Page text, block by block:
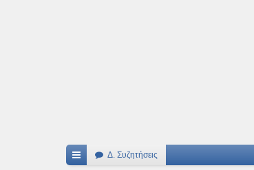
Αυτός ο τόπος φιλοδοξεί να ανοίγει μονοπάτια για τα
Δ. Συζητήσεις